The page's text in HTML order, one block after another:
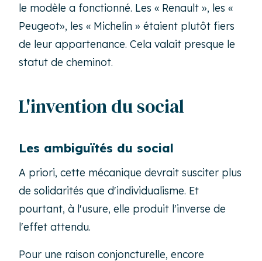
le modèle a fonctionné. Les « Renault », les «
Peugeot», les « Michelin » étaient plutôt fiers
de leur appartenance. Cela valait presque le
statut de cheminot.
L'invention du social
Les ambiguïtés du social
A priori, cette mécanique devrait susciter plus
de solidarités que d'individualisme. Et
pourtant, à l'usure, elle produit l'inverse de
l'effet attendu.
Pour une raison conjoncturelle, encore